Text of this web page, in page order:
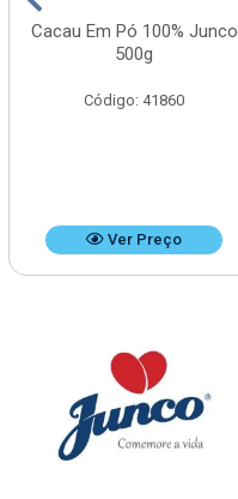
Cacau Em Pó 100% Junco
500g
Código: 41860
Ver Preço